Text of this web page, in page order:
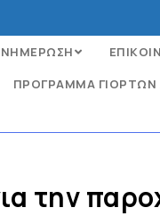
ΠΡΟΓΡΑΜΜΑ ΓΙΟΡΤΩΝ
την